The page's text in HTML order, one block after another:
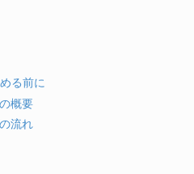
る前に
概要
流れ